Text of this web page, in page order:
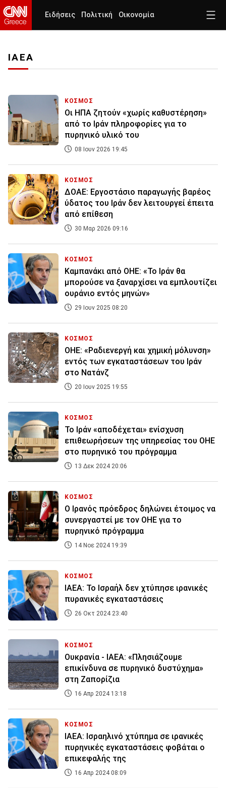
Ειδήσεις Πολιτική Οικονομία
ΙΑΕΑ
ΚΟΣΜΟΣ
Οι ΗΠΑ ζητούν «χωρίς καθυστέρηση»
από το Ιράν πληροφορίες για το
πυρηνικό υλικό του
08 Ιουν 2026 19:45
ΚΟΣΜΟΣ
ΔΟΑΕ: Εργοστάσιο παραγωγής βαρέος
ύδατος του Ιράν δεν λειτουργεί έπειτα
από επίθεση
30 Μαρ 2026 09:16
ΚΟΣΜΟΣ
Καμπανάκι από ΟΗΕ: «Το Ιράν θα
μπορούσε να ξαναρχίσει να εμπλουτίζει
ουράνιο εντός μηνών»
29 Ιουν 2025 08:20
ΚΟΣΜΟΣ
ΟΗΕ: «Ραδιενεργή και χημική μόλυνση»
εντός των εγκαταστάσεων του Ιράν
στο Νατάνζ
20 Ιουν 2025 19:55
ΚΟΣΜΟΣ
Το Ιράν «αποδέχεται» ενίσχυση
επιθεωρήσεων της υπηρεσίας του ΟΗΕ
στο πυρηνικό του πρόγραμμα
13 Δεκ 2024 20:06
ΚΟΣΜΟΣ
Ο Ιρανός πρόεδρος δηλώνει έτοιμος να
συνεργαστεί με τον ΟΗΕ για το
πυρηνικό πρόγραμμα
14 Νοε 2024 19:39
ΚΟΣΜΟΣ
ΙΑΕΑ: Το Ισραήλ δεν χτύπησε ιρανικές
πυρανικές εγκαταστάσεις
26 Οκτ 2024 23:40
ΚΟΣΜΟΣ
Ουκρανία - ΙΑΕΑ: «Πλησιάζουμε
επικίνδυνα σε πυρηνικό δυστύχημα»
στη Ζαπορίζια
16 Απρ 2024 13:18
ΚΟΣΜΟΣ
ΙΑΕΑ: Ισραηλινό χτύπημα σε ιρανικές
πυρηνικές εγκαταστάσεις φοβάται ο
επικεφαλής της
16 Απρ 2024 08:09